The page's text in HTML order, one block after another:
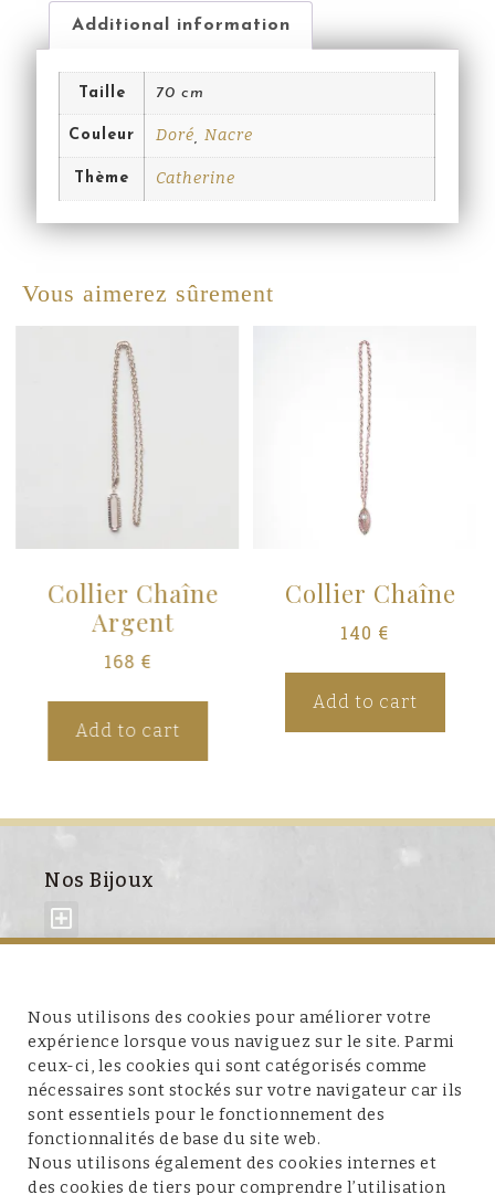
Additional information
Taille 70 cm
Couleur Doré ,Nacre
Thème Catherine
Vous aimerez sûrement
Collier Chaîne
Argent
168 €
Add to cart
Collier Chaîne
140 €
Add to cart
Nos Bijoux
À propos de nous
Service client
Nous utilisons des cookies pour améliorer votre
expérience lorsque vous naviguez sur le site. Parmi
ceux-ci, les cookies qui sont catégorisés comme
nécessaires sont stockés sur votre navigateur car ils
sont essentiels pour le fonctionnement des
fonctionnalités de base du site web.
Nous utilisons également des cookies internes et
des cookies de tiers pour comprendre l’utilisation